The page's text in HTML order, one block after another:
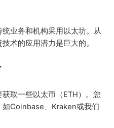
业务和机构采用以太坊。从
术的应用潜力是巨大的。
取一些以太币（ETH）。您
Coinbase、Kraken或我们